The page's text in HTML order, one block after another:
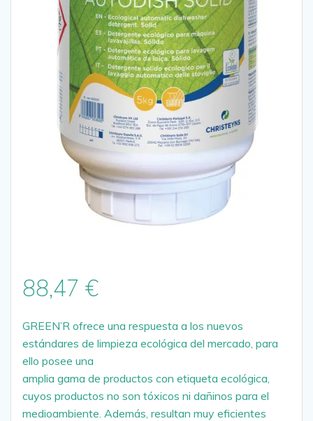
88,47 €
GREEN’R ofrece una respuesta a los nuevos
estándares de limpieza ecológica del mercado, para
ello posee una
amplia gama de productos con etiqueta ecológica,
cuyos productos no son tóxicos ni dañinos para el
medioambiente. Además, resultan muy eficientes